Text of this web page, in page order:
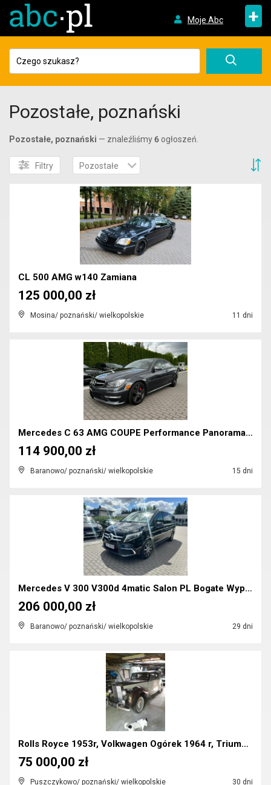
Moje Abc +
Pozostałe, poznański
Pozostałe, poznański — znaleźliśmy6 ogłoszeń.
Filtry Pozostałe
CL 500 AMG w140 Zamiana
Mosina/ poznański/ wielkopolskie 11 dni
125 000,00 zł
Mercedes C 63 AMG COUPE Performance Panorama Harm...
Baranowo/ poznański/ wielkopolskie 15 dni
114 900,00 zł
Mercedes V 300 V300d 4matic Salon PL Bogate Wyposa...
Baranowo/ poznański/ wielkopolskie 29 dni
206 000,00 zł
Rolls Royce 1953r, Volkwagen Ogórek 1964 r, Triump...
Puszczykowo/ poznański/ wielkopolskie 30 dni
75 000,00 zł